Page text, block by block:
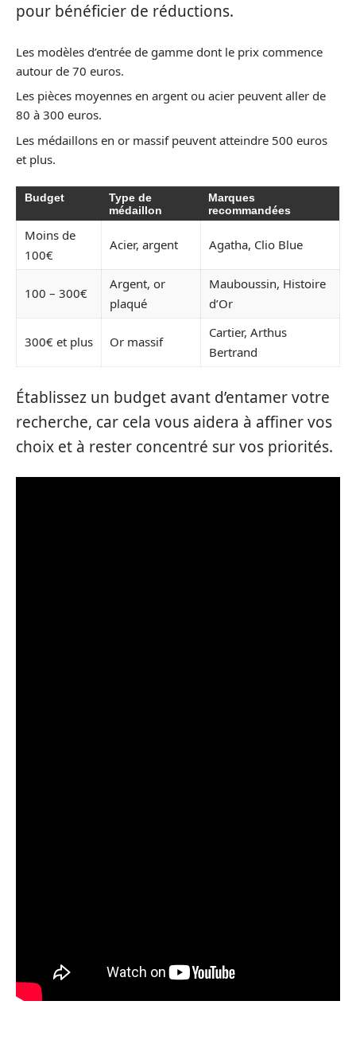
pour bénéficier de réductions.
Les modèles d’entrée de gamme dont le prix commence
autour de 70 euros.
Les pièces moyennes en argent ou acier peuvent aller de
80 à 300 euros.
Les médaillons en or massif peuvent atteindre 500 euros
et plus.
Budget
Type de
médaillon
Marques
recommandées
Moins de
100€
Acier, argent Agatha, Clio Blue
100 – 300€
Argent, or
plaqué
Mauboussin, Histoire
d’Or
300€ et plus Or massif
Cartier, Arthus
Bertrand
Établissez un budget avant d’entamer votre
recherche, car cela vous aidera à affiner vos
choix et à rester concentré sur vos priorités.